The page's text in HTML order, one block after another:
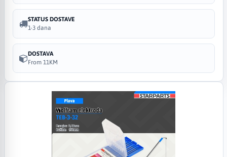
STATUS DOSTAVE
1-3 dana
DOSTAVA
From 11KM